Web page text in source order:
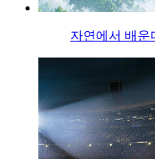
자연에서 배운